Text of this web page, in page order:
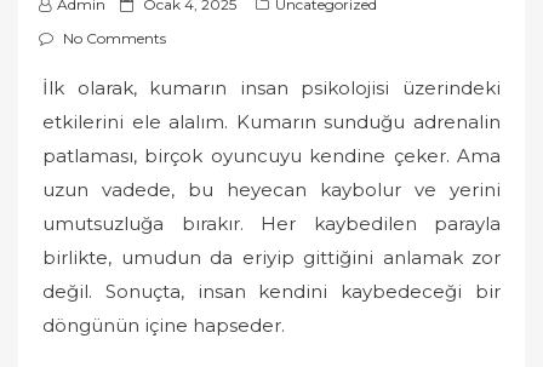
Admin
o
t
e
Ocak 4, 2025
Uncategorized
No Comments
İlk olarak, kumarın insan psikolojisi üzerindeki
etkilerini ele alalım. Kumarın sunduğu adrenalin
patlaması, birçok oyuncuyu kendine çeker. Ama
uzun vadede, bu heyecan kaybolur ve yerini
umutsuzluğa bırakır. Her kaybedilen parayla
birlikte, umudun da eriyip gittiğini anlamak zor
değil. Sonuçta, insan kendini kaybedeceği bir
döngünün içine hapseder.